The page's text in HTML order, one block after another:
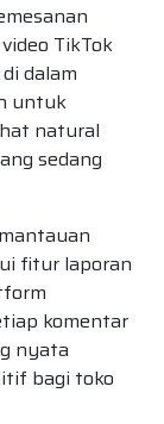
TikTok
dalam
untuk
natural
sedang
fitur laporan
komentar
nyata
bagi toko